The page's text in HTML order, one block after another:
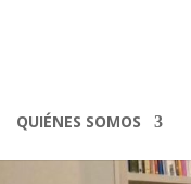
QUIÉNES SOMOS
poradmin| May 11, 2019